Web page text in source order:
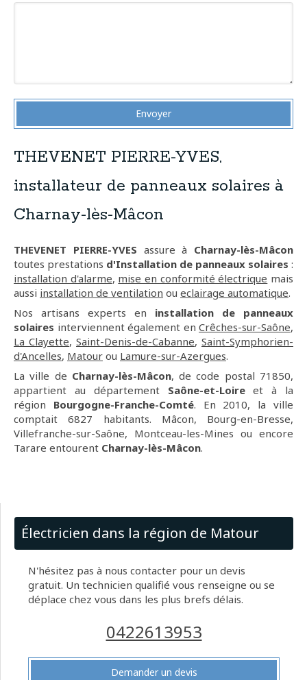
Envoyer
THEVENET PIERRE-YVES,
installateur de panneaux solaires à
Charnay-lès-Mâcon
THEVENET PIERRE-YVES assure à Charnay-lès-Mâcon
toutes prestations d'Installation de panneaux solaires :
installation d'alarme, mise en conformité électrique mais
aussi installation de ventilation ou eclairage automatique.
Nos artisans experts en installation de panneaux
solaires interviennent également en Crêches-sur-Saône,
La Clayette, Saint-Denis-de-Cabanne, Saint-Symphorien-
d'Ancelles, Matour ou Lamure-sur-Azergues.
La ville de Charnay-lès-Mâcon, de code postal 71850,
appartient au département Saône-et-Loireet à la
région Bourgogne-Franche-Comté. En 2010, la ville
comptait 6827 habitants. Mâcon, Bourg-en-Bresse,
Villefranche-sur-Saône, Montceau-les-Mines ou encore
Tarare entourent Charnay-lès-Mâcon.
Électricien dans la région de Matour
N'hésitez pas à nous contacter pour un devis
gratuit. Un technicien qualifié vous renseigne ou se
déplace chez vous dans les plus brefs délais.
0422613953
Demander un devis